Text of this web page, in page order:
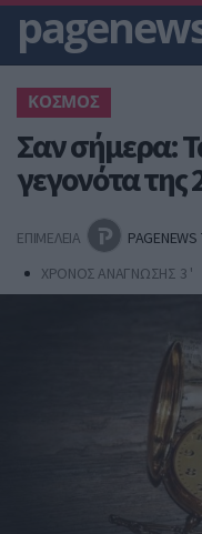
ΚΟΣΜΟΣ
Σαν σήμερα:
γεγονότα της
ΕΠΙΜΕΛΕΙΑ PAGENEWS
ΧΡΟΝΟΣ ΑΝΑΓΝΩΣΗΣ 3 '